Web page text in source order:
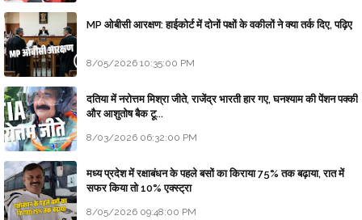
MP ओबीसी आरक्षण: हाईकोर्ट में दोनों पक्षों के वकीलों ने क्या तर्क दिए, पढ़िए
8/05/2026 10:35:00 PM
दतिया में नरोत्तम मिश्रा जीते, राजेंद्र भारती हार गए, घनश्याम की पेंशन पक्की
और आशुतोष बैक टू...
8/03/2026 06:32:00 PM
मध्य प्रदेश में रक्षाबंधन के पहले बसों का किराया 75% तक बढ़ाया, रात में
सफर किया तो 10% एक्स्ट्रा
8/05/2026 09:48:00 PM